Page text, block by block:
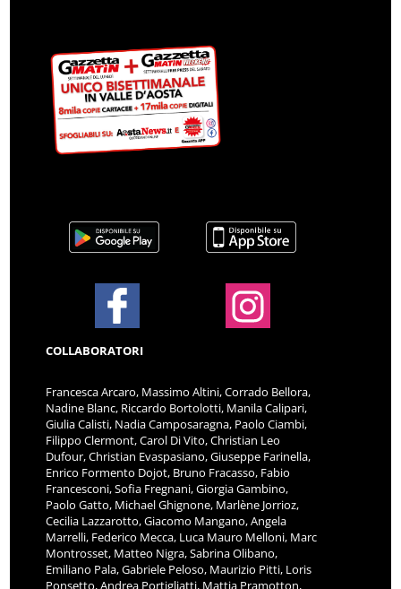
COLLABORATORI
Francesca Arcaro, Massimo Altini, Corrado Bellora,
Nadine Blanc, Riccardo Bortolotti, Manila Calipari,
Giulia Calisti, Nadia Camposaragna, Paolo Ciambi,
Filippo Clermont, Carol Di Vito, Christian Leo
Dufour, Christian Evaspasiano, Giuseppe Farinella,
Enrico Formento Dojot, Bruno Fracasso, Fabio
Francesconi, Sofia Fregnani, Giorgia Gambino,
Paolo Gatto, Michael Ghignone, Marlène Jorrioz,
Cecilia Lazzarotto, Giacomo Mangano, Angela
Marrelli, Federico Mecca, Luca Mauro Melloni, Marc
Montrosset, Matteo Nigra, Sabrina Olibano,
Emiliano Pala, Gabriele Peloso, Maurizio Pitti, Loris
Ponsetto, Andrea Portigliatti, Mattia Pramotton,